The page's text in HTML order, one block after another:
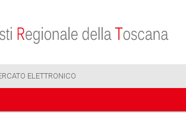
ELETTRONICO